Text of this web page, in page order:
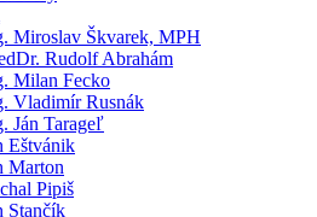
Miroslav Škvarek, MPH
Rudolf Abrahám
Milan Fecko
Vladimír Rusnák
Ján Tarageľ
Eštvánik
Marton
Pipiš
Stančík